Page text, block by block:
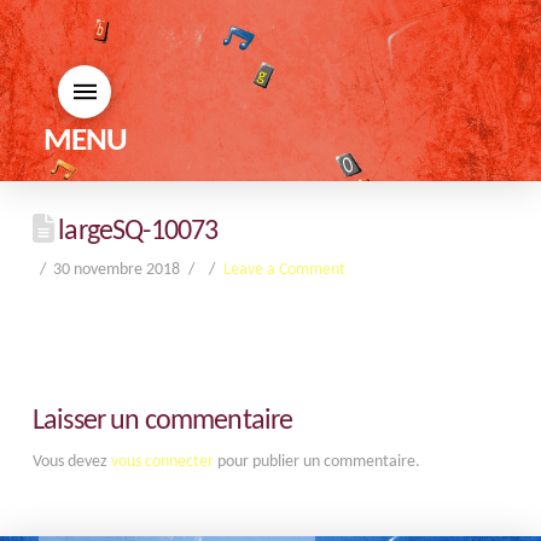
MENU
largeSQ-10073
30 novembre 2018 Leave a Comment
Laisser un commentaire
Vous devez vous connecterpour publier un commentaire.